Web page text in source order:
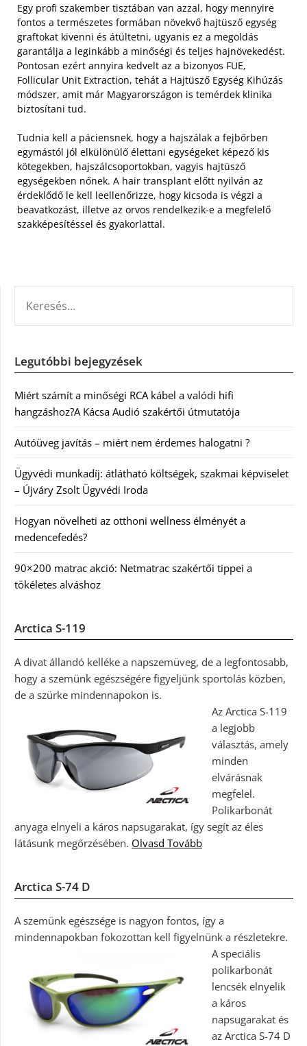
Egy profi szakember tisztában van azzal, hogy mennyire
fontos a természetes formában növekvő hajtüsző egység
graftokat kivenni és átültetni, ugyanis ez a megoldás
garantálja a leginkább a minőségi és teljes hajnövekedést.
Pontosan ezért annyira kedvelt az a bizonyos FUE,
Follicular Unit Extraction, tehát a Hajtüsző Egység Kihúzás
módszer, amit már Magyarországon is temérdek klinika
biztosítani tud.
Tudnia kell a páciensnek, hogy a hajszálak a fejbőrben
egymástól jól elkülönülő élettani egységeket képező kis
kötegekben, hajszálcsoportokban, vagyis hajtüsző
egységekben nőnek. A hair transplant előtt nyilván az
érdeklődő le kell leellenőrizze, hogy kicsoda is végzi a
beavatkozást, illetve az orvos rendelkezik-e a megfelelő
szakképesítéssel és gyakorlattal.
Legutóbbi bejegyzések
Miért számít a minőségi RCA kábel a valódi hifi
hangzáshoz?A Kácsa Audió szakértői útmutatója
Autóüveg javítás – miért nem érdemes halogatni ?
Ügyvédi munkadíj: átlátható költségek, szakmai képviselet
– Újváry Zsolt Ügyvédi Iroda
Hogyan növelheti az otthoni wellness élményét a
medencefedés?
90×200 matrac akció: Netmatrac szakértői tippei a
tökéletes alváshoz
Arctica S-119
A divat állandó kelléke a napszemüveg, de a legfontosabb,
hogy a szemünk egészségére figyeljünk sportolás közben,
de a szürke mindennapokon is.
Az Arctica S-119
a legjobb
választás, amely
minden
elvárásnak
megfelel.
Polikarbonát
anyaga elnyeli a káros napsugarakat, így segít az éles
látásunk megőrzésében. Olvasd Tovább
Arctica S-74 D
A szemünk egészsége is nagyon fontos, így a
mindennapokban fokozottan kell figyelnünk a részletekre.
A speciális
polikarbonát
lencsék elnyelik
a káros
napsugarakat és
az Arctica S-74 D